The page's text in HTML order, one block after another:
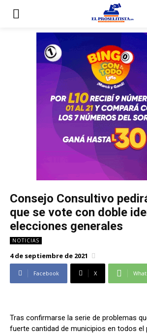
Partidos Políticos
Partido Liberal
Unificación Democrática
Anticorrupción
Alianza Patriotica
Libertad y Refundación
Frente Amplio
Centro Social Cristianos
Contáctenos
Partidos Políticos
Partido Liberal
Unificación Democrática
Anticorrupción
Alianza Patriotica
Libertad y Refundación
Frente Amplio
Centro Social Cristianos
Contáctenos
Consejo Consultivo
que se vote con doble
elecciones generales
NOTICIAS
4 de septiembre de 2021
Facebook X
Tras confirmarse la serie de problemas
fuerte cantidad de municipios en todos el